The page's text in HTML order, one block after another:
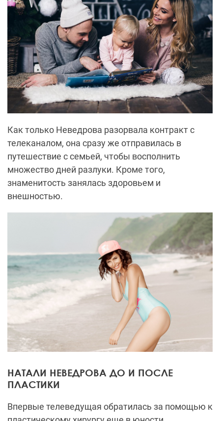
Как только Неведрова разорвала контракт с
телеканалом, она сразу же отправилась в
путешествие с семьей, чтобы восполнить
множество дней разлуки. Кроме того,
знаменитость занялась здоровьем и
внешностью.
НАТАЛИ НЕВЕДРОВА ДО И ПОСЛЕ
ПЛАСТИКИ
Впервые телеведущая обратилась за помощью к